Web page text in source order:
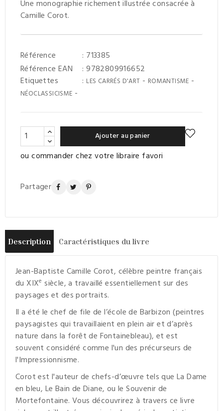
Une monographie richement illustrée consacrée à
Camille Corot.
Référence
: 713385
Référence EAN
: 9782809916652
Etiquettes
: LES CARRÉS D'ART - ROMANTISME -
NÉOCLASSICISME -
Ajouter au panier
ou commander chez votre libraire favori
Partager
Description Caractéristiques du livre
Jean-Baptiste Camille Corot, célèbre peintre français
du XIXe siècle, a travaillé essentiellement sur des
paysages et des portraits.
Il a été le chef de file de l’école de Barbizon (peintres
paysagistes qui travaillaient en plein air et d’après
nature dans la forêt de Fontainebleau), et est
souvent considéré comme l'un des précurseurs de
l'Impressionnisme.
Corot est l'auteur de chefs-d’œuvre tels que La Dame
en bleu, Le Bain de Diane, ou le Souvenir de
Mortefontaine. Vous découvrirez à travers ce livre